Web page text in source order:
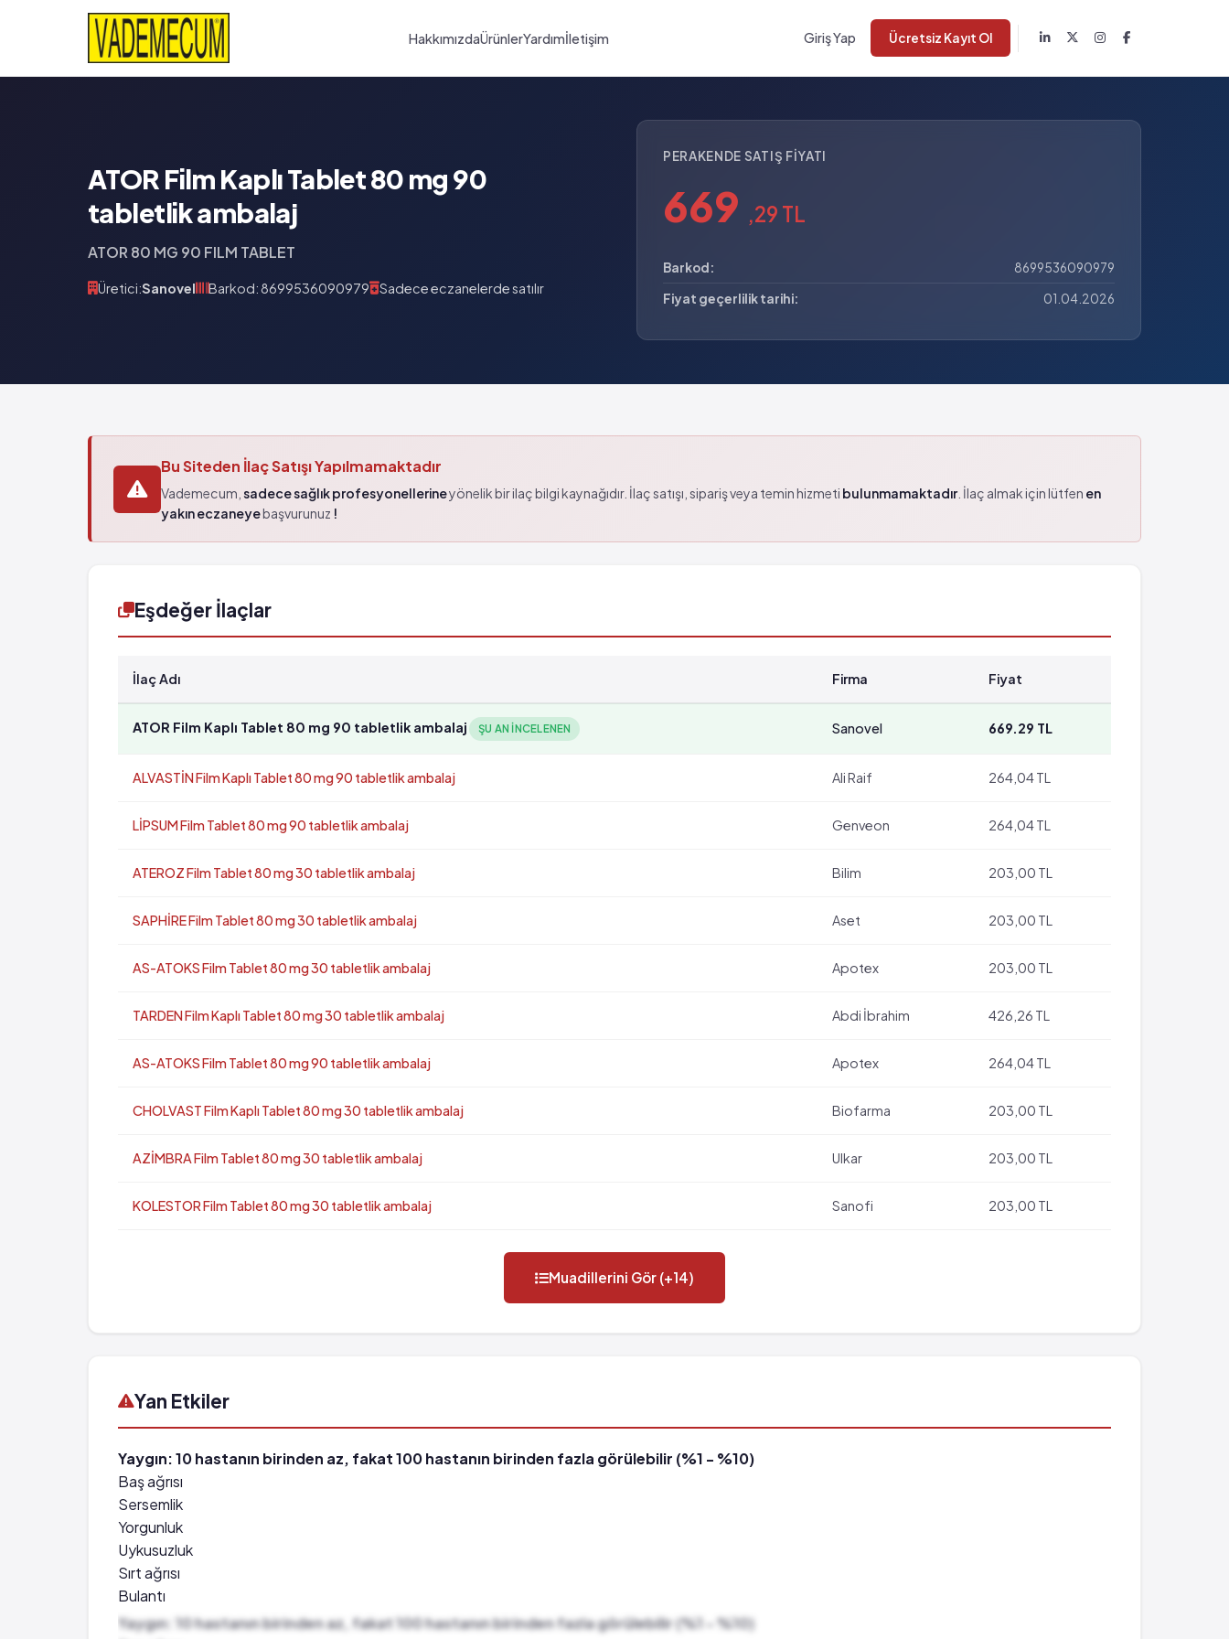
HakkımızdaÜrünlerYardımİletişim Giriş Yap Ücretsiz Kayıt Ol
ATOR Film Kaplı Tablet 80 mg 90
tabletlik ambalaj
ATOR 80 MG 90 FILM TABLET
Üretici:Sanovel Barkod: 8699536090979 Sadece eczanelerde satılır
PERAKENDE SATIŞ FIYATI
669 ,29 TL
Barkod:
8699536090979
Fiyat geçerlilik tarihi:
01.04.2026
Bu Siteden İlaç Satışı Yapılmamaktadır
Vademecum, sadece sağlık profesyonellerineyönelik bir ilaç bilgi kaynağıdır. İlaç satışı, sipariş veya temin hizmeti bulunmamaktadır. İlaç almak için lütfen en
yakın eczaneyebaşvurunuz !
Eşdeğer İlaçlar
İlaç Adı Firma Fiyat
ATOR Film Kaplı Tablet 80 mg 90 tabletlik ambalaj ŞU AN INCELENEN Sanovel 669.29 TL
ALVASTİN Film Kaplı Tablet 80 mg 90 tabletlik ambalaj Ali Raif 264,04 TL
LİPSUM Film Tablet 80 mg 90 tabletlik ambalaj Genveon 264,04 TL
ATEROZ Film Tablet 80 mg 30 tabletlik ambalaj Bilim 203,00 TL
SAPHİRE Film Tablet 80 mg 30 tabletlik ambalaj Aset 203,00 TL
AS-ATOKS Film Tablet 80 mg 30 tabletlik ambalaj Apotex 203,00 TL
TARDEN Film Kaplı Tablet 80 mg 30 tabletlik ambalaj Abdi İbrahim 426,26 TL
AS-ATOKS Film Tablet 80 mg 90 tabletlik ambalaj Apotex 264,04 TL
CHOLVAST Film Kaplı Tablet 80 mg 30 tabletlik ambalaj Biofarma 203,00 TL
AZİMBRA Film Tablet 80 mg 30 tabletlik ambalaj Ulkar 203,00 TL
KOLESTOR Film Tablet 80 mg 30 tabletlik ambalaj Sanofi 203,00 TL
Muadillerini Gör (+14)
Yan Etkiler
Yaygın: 10 hastanın birinden az, fakat 100 hastanın birinden fazla görülebilir (%1 - %10)
Baş ağrısı
Sersemlik
Yorgunluk
Uykusuzluk
Sırt ağrısı
Bulantı
Karın ağrısı
Yaygın: 10 hastanın birinden az, fakat 100 hastanın birinden fazla görülebilir (%1 - %10)